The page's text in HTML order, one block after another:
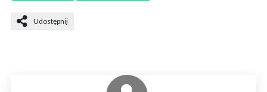
Udostępnij